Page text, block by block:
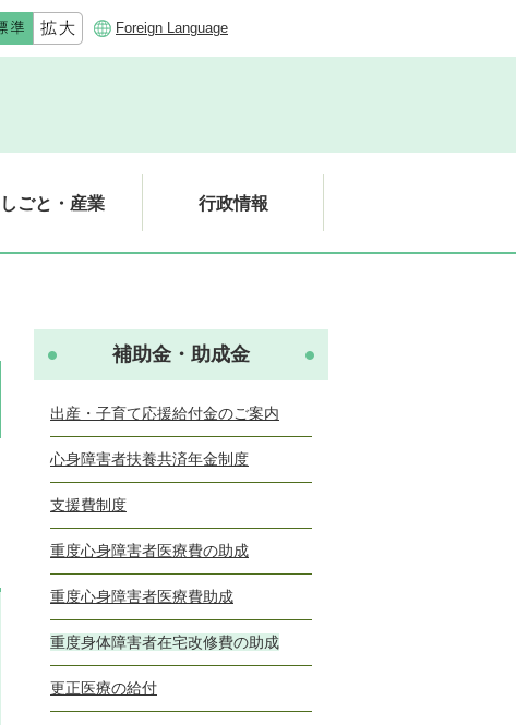
Foreign Language
しごと・産業 行政情報
補助金・助成金
出産・子育て応援給付金のご案内
心身障害者扶養共済年金制度
支援費制度
重度心身障害者医療費の助成
重度心身障害者医療費助成
重度身体障害者在宅改修費の助成
更正医療の給付